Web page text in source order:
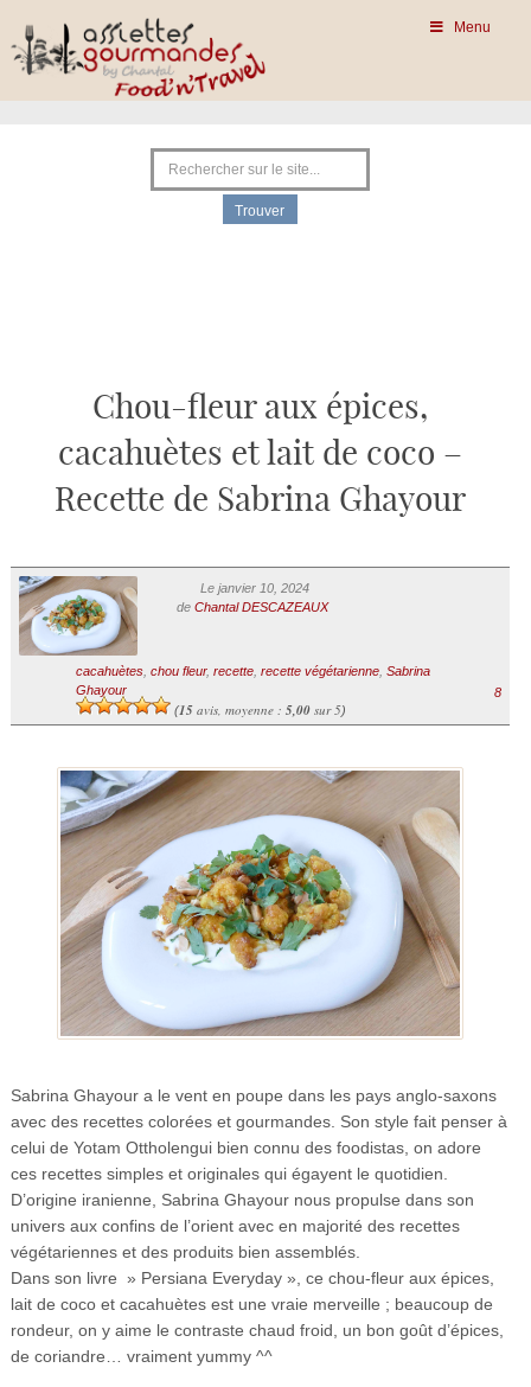
Menu
Chou-fleur aux épices,
cacahuètes et lait de coco –
Recette de Sabrina Ghayour
Le janvier 10, 2024
de Chantal DESCAZEAUX
cacahuètes, chou fleur, recette, recette végétarienne, Sabrina
Ghayour
(15avis, moyenne : 5,00sur 5)
8
Sabrina Ghayour a le vent en poupe dans les pays anglo-saxons
avec des recettes colorées et gourmandes. Son style fait penser à
celui de Yotam Ottholengui bien connu des foodistas, on adore
ces recettes simples et originales qui égayent le quotidien.
D’origine iranienne, Sabrina Ghayour nous propulse dans son
univers aux confins de l’orient avec en majorité des recettes
végétariennes et des produits bien assemblés.
Dans son livre » Persiana Everyday », ce chou-fleur aux épices,
lait de coco et cacahuètes est une vraie merveille ; beaucoup de
rondeur, on y aime le contraste chaud froid, un bon goût d’épices,
de coriandre… vraiment yummy ^^